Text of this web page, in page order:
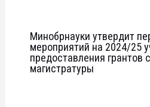
Минобрнауки утвердит
мероприятий на 2024/25
предоставления грантов
магистратуры